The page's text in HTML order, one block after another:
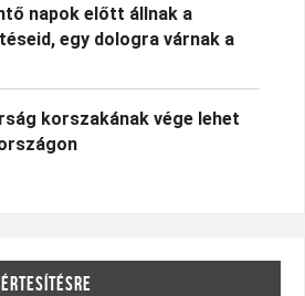
napok előtt állnak a
egy dologra várnak a
korszakának vége lehet